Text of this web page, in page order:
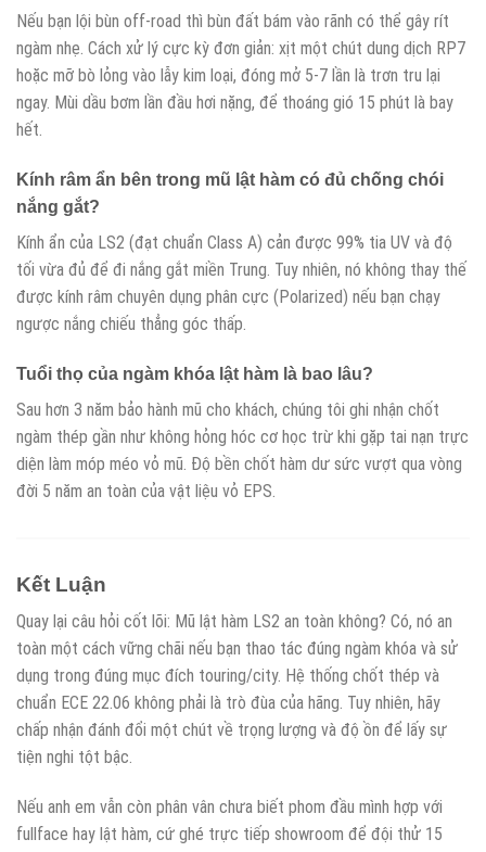
Nếu bạn lội bùn off-road thì bùn đất bám vào rãnh có thể gây rít
ngàm nhẹ. Cách xử lý cực kỳ đơn giản: xịt một chút dung dịch RP7
hoặc mỡ bò lỏng vào lẫy kim loại, đóng mở 5-7 lần là trơn tru lại
ngay. Mùi dầu bơm lần đầu hơi nặng, để thoáng gió 15 phút là bay
hết.
Kính râm ẩn bên trong mũ lật hàm có đủ chống chói
nắng gắt?
Kính ẩn của LS2 (đạt chuẩn Class A) cản được 99% tia UV và độ
tối vừa đủ để đi nắng gắt miền Trung. Tuy nhiên, nó không thay thế
được kính râm chuyên dụng phân cực (Polarized) nếu bạn chạy
ngược nắng chiếu thẳng góc thấp.
Tuổi thọ của ngàm khóa lật hàm là bao lâu?
Sau hơn 3 năm bảo hành mũ cho khách, chúng tôi ghi nhận chốt
ngàm thép gần như không hỏng hóc cơ học trừ khi gặp tai nạn trực
diện làm móp méo vỏ mũ. Độ bền chốt hàm dư sức vượt qua vòng
đời 5 năm an toàn của vật liệu vỏ EPS.
Kết Luận
Quay lại câu hỏi cốt lõi: Mũ lật hàm LS2 an toàn không? Có, nó an
toàn một cách vững chãi nếu bạn thao tác đúng ngàm khóa và sử
dụng trong đúng mục đích touring/city. Hệ thống chốt thép và
chuẩn ECE 22.06 không phải là trò đùa của hãng. Tuy nhiên, hãy
chấp nhận đánh đổi một chút về trọng lượng và độ ồn để lấy sự
tiện nghi tột bậc.
Nếu anh em vẫn còn phân vân chưa biết phom đầu mình hợp với
fullface hay lật hàm, cứ ghé trực tiếp showroom để đội thử 15